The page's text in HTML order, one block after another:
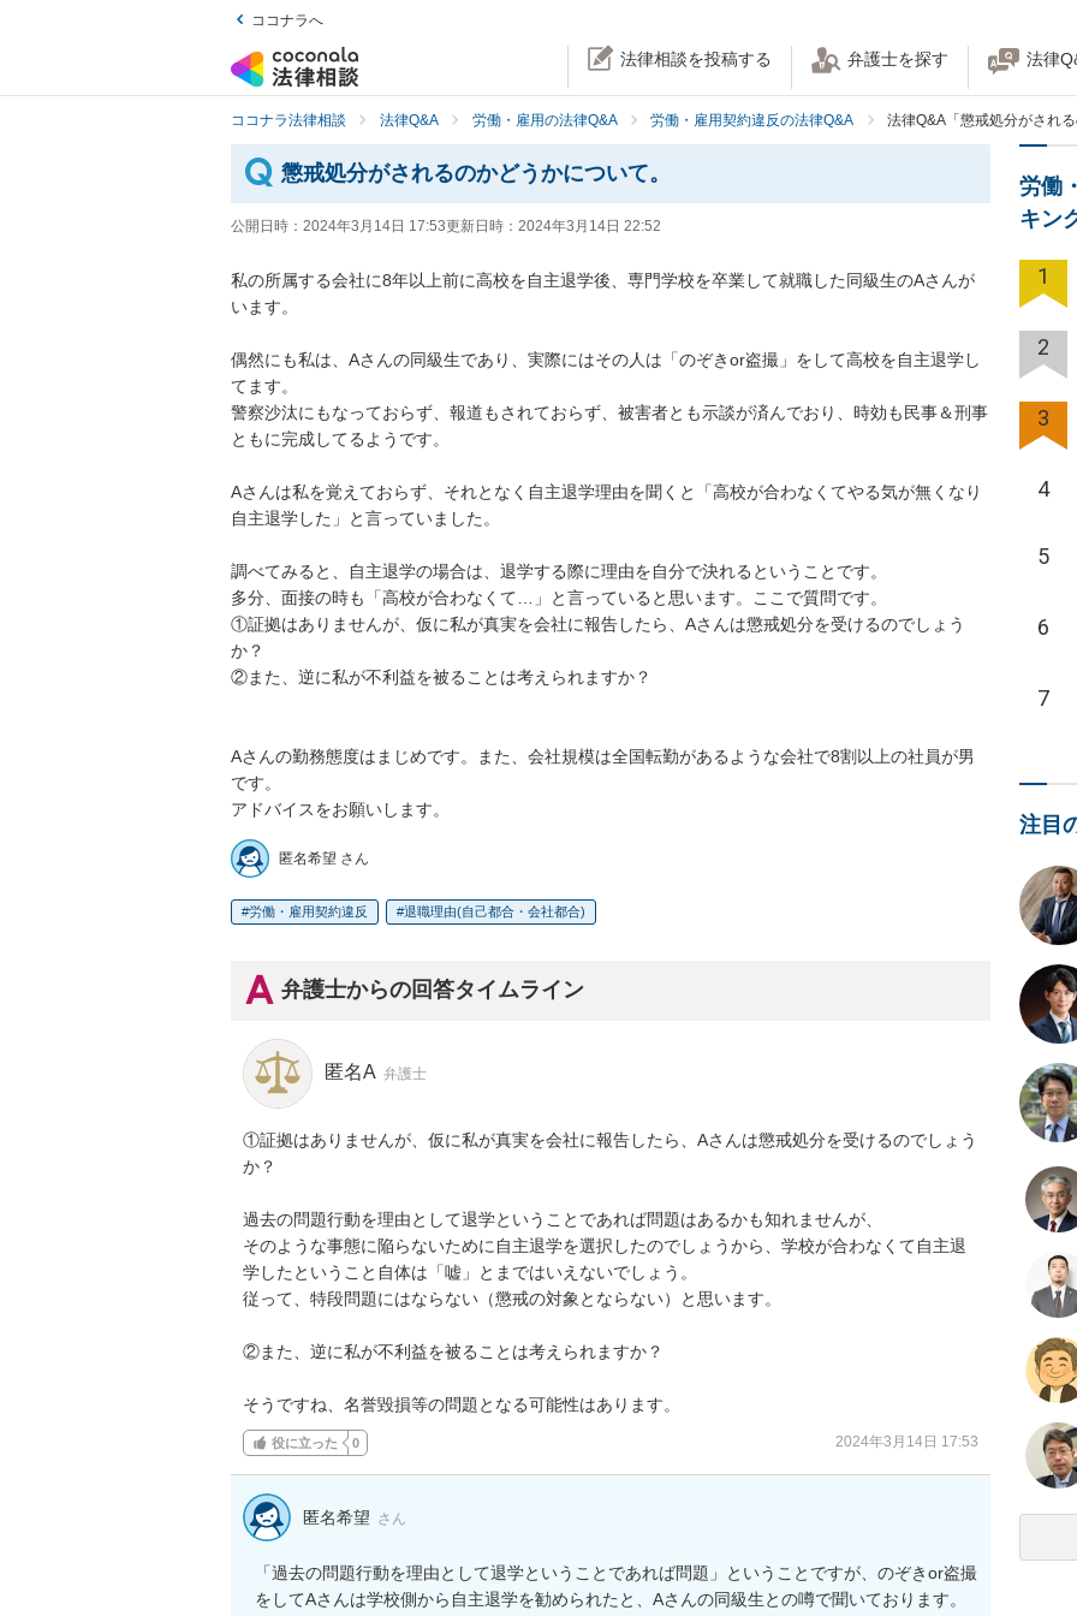
ココナラへ
法律相談を投稿する 弁護士を探す 法律
ココナラ法律相談 法律Q&A 労働・雇用の法律Q&A 労働・雇用契約違反の法律Q&A 法律Q&A「懲戒処分がされ
懲戒処分がされるのかどうかについて。
公開日時： 2024年3月14日 17:53更新日時： 2024年3月14日 22:52
私の所属する会社に8年以上前に高校を自主退学後、専門学校を卒業して就職した同級生のAさんが
います。
偶然にも私は、Aさんの同級生であり、実際にはその人は「のぞきor盗撮」をして高校を自主退学し
てます。
警察沙汰にもなっておらず、報道もされておらず、被害者とも示談が済んでおり、時効も民事＆刑事
ともに完成してるようです。
Aさんは私を覚えておらず、それとなく自主退学理由を聞くと「高校が合わなくてやる気が無くなり
自主退学した」と言っていました。
調べてみると、自主退学の場合は、退学する際に理由を自分で決れるということです。
多分、面接の時も「高校が合わなくて…」と言っていると思います。ここで質問です。
①証拠はありませんが、仮に私が真実を会社に報告したら、Aさんは懲戒処分を受けるのでしょう
か？
②また、逆に私が不利益を被ることは考えられますか？
Aさんの勤務態度はまじめです。また、会社規模は全国転勤があるような会社で8割以上の社員が男
です。
アドバイスをお願いします。
匿名希望 さん
労働・雇用契約違反 退職理由(自己都合・会社都合)
弁護士からの回答タイムライン
匿名A 弁護士
①証拠はありませんが、仮に私が真実を会社に報告したら、Aさんは懲戒処分を受けるのでしょう
か？
過去の問題行動を理由として退学ということであれば問題はあるかも知れませんが、
そのような事態に陥らないために自主退学を選択したのでしょうから、学校が合わなくて自主退
学したということ自体は「嘘」とまではいえないでしょう。
従って、特段問題にはならない（懲戒の対象とならない）と思います。
②また、逆に私が不利益を被ることは考えられますか？
そうですね、名誉毀損等の問題となる可能性はあります。
役に立った 0 2024年3月14日 17:53
匿名希望 さん
「過去の問題行動を理由として退学ということであれば問題」ということですが、のぞきor盗撮
をしてAさんは学校側から自主退学を勧められたと、Aさんの同級生との噂で聞いております。
労働
キン
1
2
3
4
5
6
7
注目